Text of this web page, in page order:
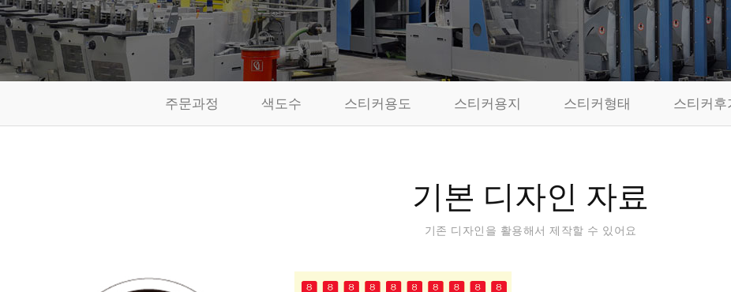
부서소개
오시는길
사진스티커
제작사례
기본디
샘플신청
카드결제
동영상자료실
주문과정 색도수 스티커용도 스티커용지 스티커형태 스티커후
기본 디자인 자료
기존 디자인을 활용해서 제작할 수 있어요